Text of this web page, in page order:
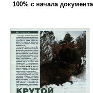
100% с начала документа